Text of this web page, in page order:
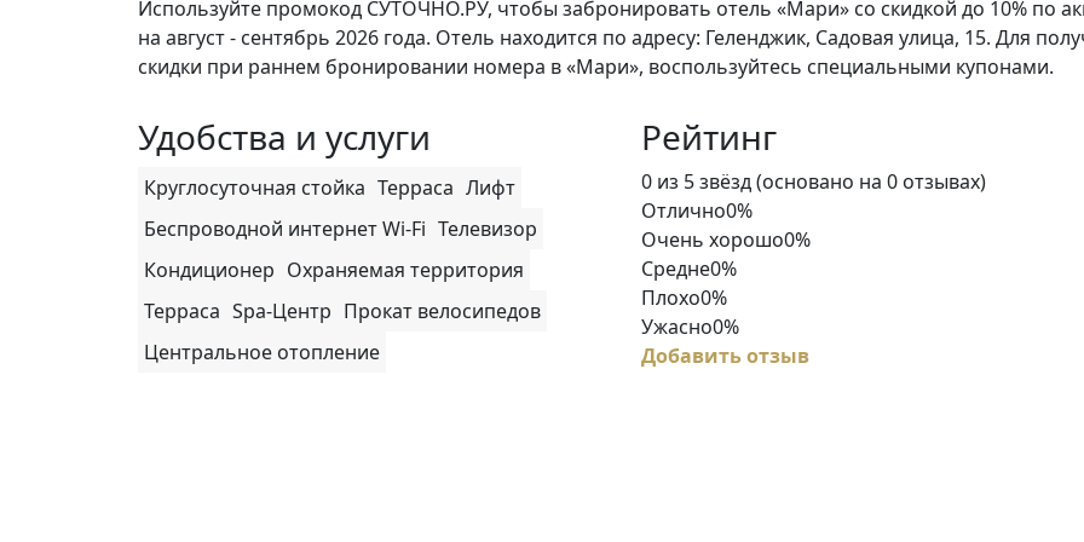
Используйте промокод СУТОЧНО.РУ, чтобы забронировать отель «Мари» со скидкой до 10% по
на август - сентябрь 2026 года. Отель находится по адресу: Геленджик, Садовая улица, 15. Для
скидки при раннем бронировании номера в «Мари», воспользуйтесь специальными купонами.
Удобства и услуги
Круглосуточная стойка Терраса Лифт
Беспроводной интернет Wi-Fi Телевизор
Кондиционер Охраняемая территория
Терраса Spa-Центр Прокат велосипедов
Центральное отопление
Рейтинг
Rated
0
out
of
5
0 из 5 звёзд (основано на 0 отзывах)
Отлично0%
Очень хорошо0%
Средне0%
Плохо0%
Ужасно0%
Добавить отзыв